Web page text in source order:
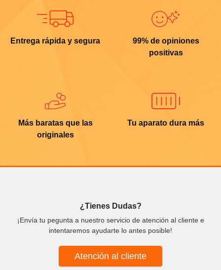
Entrega rápida y segura
99% de opiniones
positivas
Más baratas que las
originales
Tu aparato dura más
¿Tienes Dudas?
¡Envía tu pegunta a nuestro servicio de atención al cliente e
intentaremos ayudarte lo antes posible!
Atención al cliente